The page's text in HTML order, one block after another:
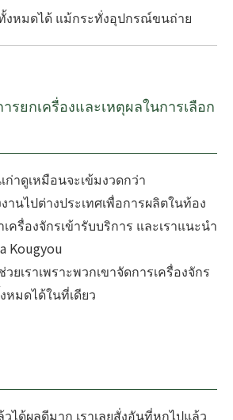
งหมดได้ แม้กระทั่งอุปกรณ์ขนถ่าย
รยกเครื่องและเหตุผลในการเลือก
ก่าดูเหมือนจะเข้มงวดกว่า
านไปต่างประเทศเพื่อการผลิตในท้อง
ครื่องจักรเข้ารับบริการ และเราแนะนำ
Kougyou
ยเราเพราะพวกเขาจัดการเครื่องจักร
มดได้ในที่เดียว
ได้ผลดีมาก เราเลยสั่งอันที่หกไปแล้ว